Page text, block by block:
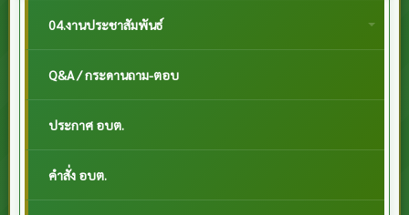
04.งานประชาสัมพันธ์
Q&A / กระดานถาม-ตอบ
ประกาศ อบต.
คำสั่ง อบต.